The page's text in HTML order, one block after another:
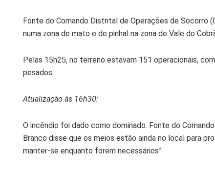
Fonte do Comando Distrital de Operações de Socorro
numa zona de mato e de pinhal na zona de Vale do
Pelas 15h25, no terreno estavam 151 operacionais,
pesados.
Atualização às 16h30:
O incêndio foi dado como dominado. Fonte do
Branco disse que os meios estão ainda no local para
manter-se enquanto forem necessários”